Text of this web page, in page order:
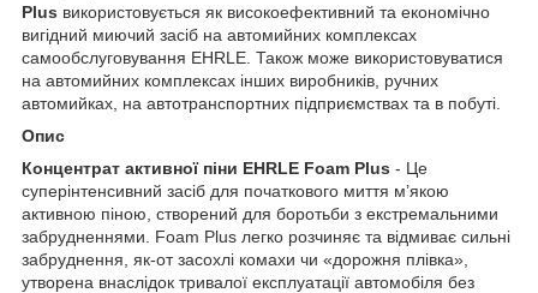
Plus використовується як високоефективний та економічно
вигідний миючий засіб на автомийних комплексах
самообслуговування EHRLE. Також може використовуватися
на автомийних комплексах інших виробників, ручних
автомийках, на автотранспортних підприємствах та в побуті.
Опис
Концентрат активної піни EHRLE Foam Plus - Це
суперінтенсивний засіб для початкового миття м’якою
активною піною, створений для боротьби з екстремальними
забрудненнями. Foam Plus легко розчиняє та відмиває сильні
забруднення, як-от засохлі комахи чи «дорожня плівка»,
утворена внаслідок тривалої експлуатації автомобіля без